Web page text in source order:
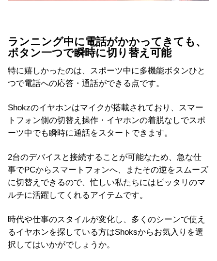
ランニング中に電話がかかってきても、
ボタン一つで瞬時に切り替え可能
特に嬉しかったのは、スポーツ中に多機能ボタンひと
つで電話への応答・通話ができる点です。
Shokzのイヤホンはマイクが搭載されており、スマー
トフォン側の切替え操作・イヤホンの着脱なしでスポ
ーツ中でも瞬時に通話をスタートできます。
2台のデバイスと接続することが可能なため、急な仕
事でPCからスマートフォンへ、またその逆をスムーズ
に切替えできるので、忙しい私たちにはピッタリのマ
ルチに活躍してくれるアイテムです。
時代や仕事のスタイルが変化し、多くのシーンで使え
るイヤホンを探している方はShoksからお気入りを選
択してはいかがでしょうか。